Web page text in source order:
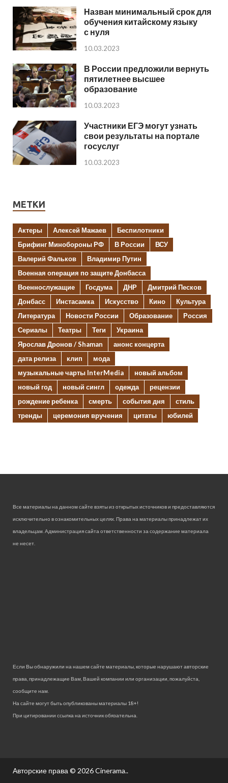
Назван минимальный срок для
обучения китайскому языку
с нуля
10.03.2023
В России предложили вернуть
пятилетнее высшее
образование
10.03.2023
Участники ЕГЭ могут узнать
свои результаты на портале
госуслуг
10.03.2023
МЕТКИ
Актеры Алексей Мажаев
Беспилотники
Брифинг Минобороны РФ
В России
ВСУ
Валерий Фальков
Владимир Путин
Военная операция по защите Донбасса
Военнослужащие
Госдума ДНР
Дмитрий Песков
Донбасс
Инстасамка Искусство Кино
Культура
Литература
Новости России Образование
Россия
Сериалы
Театры Теги
Украина
Ярослав Дронов / Shaman
анонс концерта
дата релиза
клип
мода
музыкальные чарты InterMedia
новый альбом
новый год
новый сингл одежда
рецензии
рождение ребенка
смерть события дня
стиль
тренды
церемония вручения цитаты юбилей
Все материалы на данном сайте взяты из открытых источников и предоставляются
исключительно в ознакомительных целях. Права на материалы принадлежат их
владельцам. Администрация сайта ответственности за содержание материала
не несет.
Если Вы обнаружили на нашем сайте материалы, которые нарушают авторские
права, принадлежащие Вам, Вашей компании или организации, пожалуйста,
сообщите нам.
На сайте могут быть опубликованы материалы 18+!
При цитировании ссылка на источник обязательна.
Авторские права © 2026Cinerama..